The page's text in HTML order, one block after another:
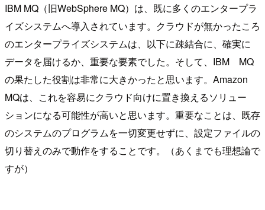
IBM MQ（旧WebSphere MQ）は、既に多くのエンタープラ
イズシステムへ導入されています。クラウドが無かったころ
のエンタープライズシステムは、以下に疎結合に、確実に
データを届けるか、重要な要素でした。そして、IBM MQ
の果たした役割は非常に大きかったと思います。Amazon
MQは、これを容易にクラウド向けに置き換えるソリュー
ションになる可能性が高いと思います。重要なことは、既存
のシステムのプログラムを一切変更せずに、設定ファイルの
切り替えのみで動作をすることです。（あくまでも理想論で
すが）